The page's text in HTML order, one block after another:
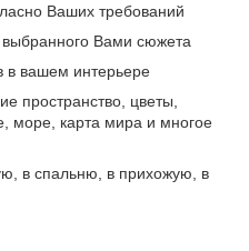
Ваших требований
Вами сюжета
вашем интерьере
пространство, цветы,
море, карта мира и многое
в спальню, в прихожую, в